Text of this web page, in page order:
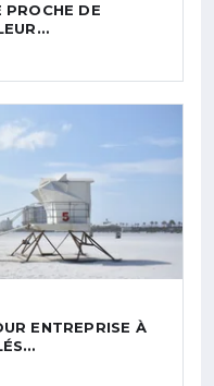
PROCHE DE
ENTREPRISE À